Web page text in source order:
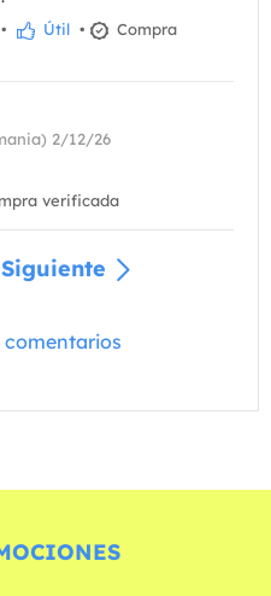
• Útil •
Compra
2/12/26
verificada
Siguiente
comentarios